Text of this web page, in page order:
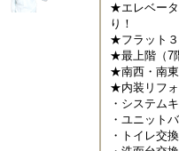
★エレベー
り！
★フラット３
★最上階（7
★南西・南東
★内装リフォ
・システム
・ユニット
・トイレ交